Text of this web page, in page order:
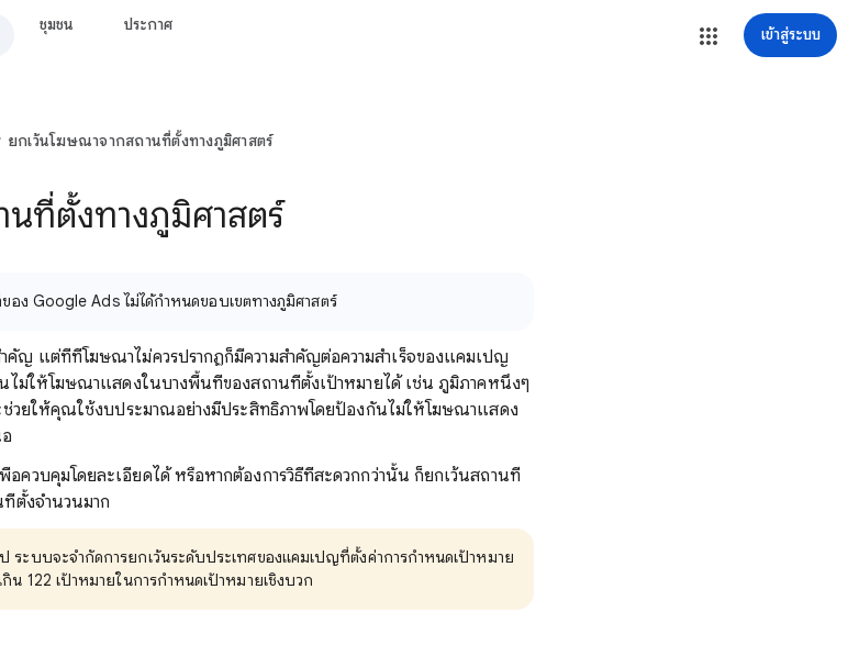
ชุมชน ประกาศ เข้าสู่ระบบ
ยกเว้นโฆษณาจากสถานที่ตั้งทางภูมิศาสตร์
นที่ตั้งทางภูมิศาสตร์
อง Google Ads ไม่ได้กําหนดขอบเขตทางภูมิศาสตร์
ญ แต่ที่ที่โฆษณาไม่ควรปรากฏก็มีความสำคัญต่อความสำเร็จของแคมเปญ
ไม่ให้โฆษณาแสดงในบางพื้นที่ของสถานที่ตั้งเป้าหมายได้ เช่น ภูมิภาคหนึ่งๆ
วยให้คุณใช้งบประมาณอย่างมีประสิทธิภาพโดยป้องกันไม่ให้โฆษณาแสดง
ควบคุมโดยละเอียดได้ หรือหากต้องการวิธีที่สะดวกกว่านั้น ก็ยกเว้นสถานที่
ตั้งจำนวนมาก
ระบบจะจำกัดการยกเว้นระดับประเทศของแคมเปญที่ตั้งค่าการกำหนดเป้าหมาย
น 122 เป้าหมายในการกำหนดเป้าหมายเชิงบวก